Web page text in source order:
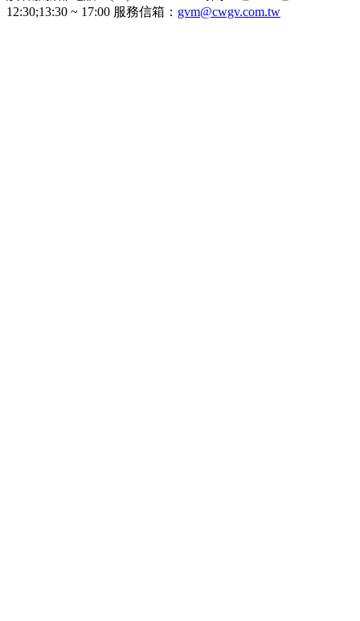
12:30;13:30 ~ 17:00 服務信箱： gvm@cwgv.com.tw